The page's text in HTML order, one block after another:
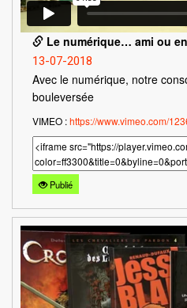
Le numérique… ami ou
13-07-2018
Avec le numérique, notre
bouleversée
VIMEO :https://www.vimeo.com/
Publié